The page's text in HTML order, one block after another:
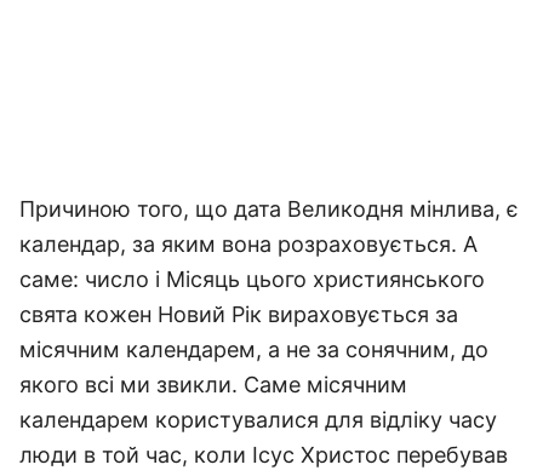
Причиною того, що дата Великодня мінлива, є
календар, за яким вона розраховується. А
саме: число і Місяць цього християнського
свята кожен Новий Рік вираховується за
місячним календарем, а не за сонячним, до
якого всі ми звикли. Саме місячним
календарем користувалися для відліку часу
люди в той час, коли Ісус Христос перебував